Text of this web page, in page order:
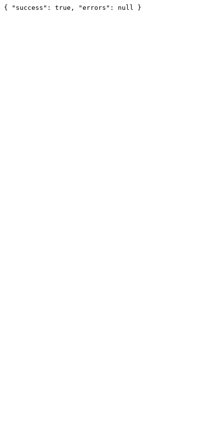
{ "success": true, "errors": null }